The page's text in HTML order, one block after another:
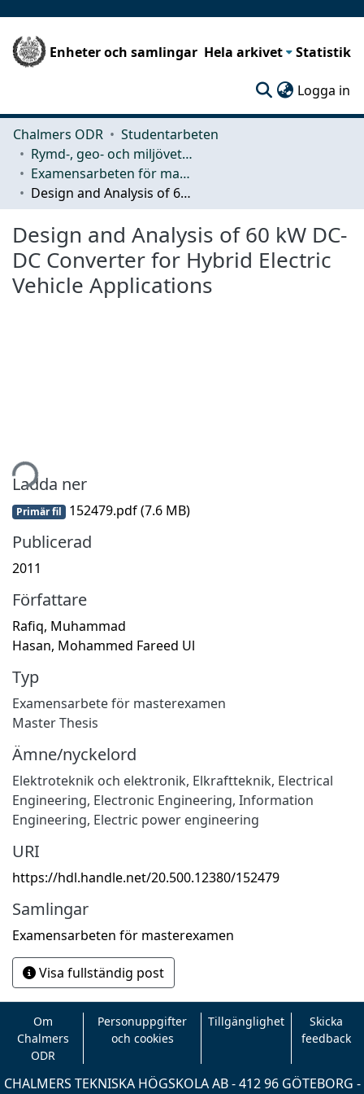
Enheter och samlingar Hela arkivet Statistik
Logga in
Chalmers ODR
Studentarbeten
Rymd-, geo- och miljövetenskap (SEE)
Examensarbeten för masterexamen
Design and Analysis of 60 kW DC-DC Converter for Hybrid Electric Vehicle Applications
Design and Analysis of 60 kW DC-
DC Converter for Hybrid Electric
Vehicle Applications
Ladda ner
Primär fil 152479.pdf(7.6 MB)
Publicerad
2011
Författare
Rafiq, Muhammad
Hasan, Mohammed Fareed Ul
Typ
Examensarbete för masterexamen
Master Thesis
Ämne/nyckelord
Elektroteknik och elektronik, Elkraftteknik, Electrical
Engineering, Electronic Engineering, Information
Engineering, Electric power engineering
URI
https://hdl.handle.net/20.500.12380/152479
Samlingar
Examensarbeten för masterexamen
Visa fullständig post
Om
Chalmers
ODR
Personuppgifter
och cookies
Tillgänglighet
Skicka
feedback
CHALMERS TEKNISKA HÖGSKOLA AB - 412 96 GÖTEBORG -